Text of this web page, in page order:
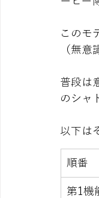
このモ
（無意
普段は
のシャ
以下は
順番
第1機